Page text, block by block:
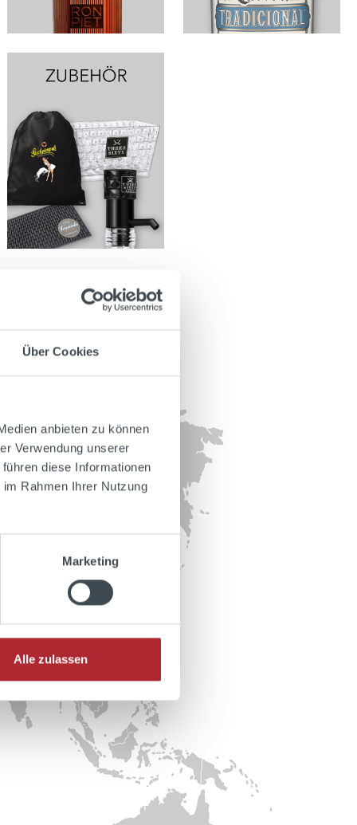
Über Cookies
anbieten zu können
Verwendung unserer
diese Informationen
Rahmen Ihrer Nutzung
Marketing
Alle zulassen